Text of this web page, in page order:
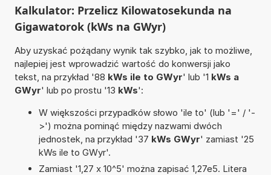
Kalkulator: Przelicz Kilowatosekunda na
Gigawatorok (kWs na GWyr)
Aby uzyskać pożądany wynik tak szybko, jak to możliwe,
najlepiej jest wprowadzić wartość do konwersji jako
tekst, na przykład '88 kWs ile to GWyr' lub '1 kWs a
GWyr' lub po prostu '13 kWs':
W większości przypadków słowo 'ile to' (lub '=' / '-
>') można pominąć między nazwami dwóch
jednostek, na przykład '37 kWs GWyr' zamiast '25
kWs ile to GWyr'.
Zamiast '1,27 x 10^5' można zapisać 1,27e5. Litera